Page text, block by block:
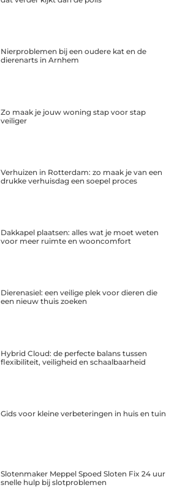
Nierproblemen bij een oudere kat en de
dierenarts in Arnhem
Zo maak je jouw woning stap voor stap
veiliger
Verhuizen in Rotterdam: zo maak je van een
drukke verhuisdag een soepel proces
Dakkapel plaatsen: alles wat je moet weten
voor meer ruimte en wooncomfort
Dierenasiel: een veilige plek voor dieren die
een nieuw thuis zoeken
Hybrid Cloud: de perfecte balans tussen
flexibiliteit, veiligheid en schaalbaarheid
Gids voor kleine verbeteringen in huis en tuin
Slotenmaker Meppel Spoed Sloten Fix 24 uur
snelle hulp bij slotproblemen